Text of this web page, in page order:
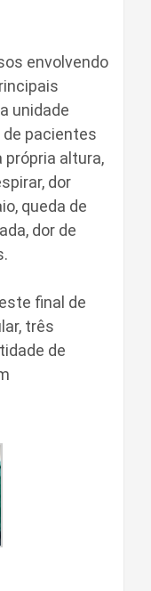
envolvendo
unidade
pacientes
própria altura,
dor
queda de
dor de
final de
três
de